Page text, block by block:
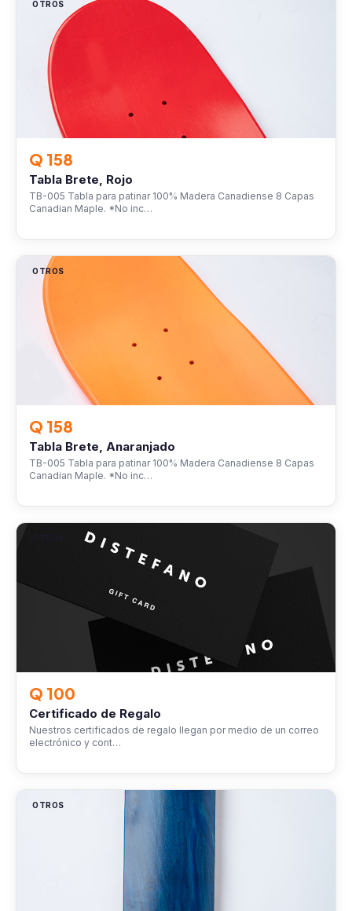
OTROS
Q 158
Tabla Brete, Rojo
TB-005 Tabla para patinar 100% Madera Canadiense 8 Capas
Canadian Maple. *No inc…
OTROS
Q 158
Tabla Brete, Anaranjado
TB-005 Tabla para patinar 100% Madera Canadiense 8 Capas
Canadian Maple. *No inc…
OTROS
Q 100
Certificado de Regalo
Nuestros certificados de regalo llegan por medio de un correo
electrónico y cont…
OTROS